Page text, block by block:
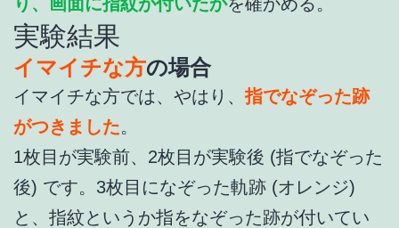
実験結果
イマイチな方の場合
イマイチな方では、やはり、 指でなぞった跡
がつきました。
1枚目が実験前、2枚目が実験後 (指でなぞった
後) です。3枚目になぞった軌跡 (オレンジ)
と、指紋というか指をなぞった跡が付いてい